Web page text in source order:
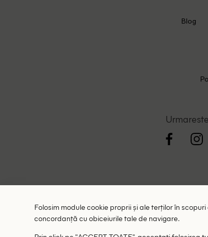
Blog
Folosim module cookie proprii și ale terților în
concordanță cu obiceiurile tale de navigare.